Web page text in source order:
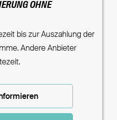
OHNE
bis zur Auszahlung der
Andere Anbieter